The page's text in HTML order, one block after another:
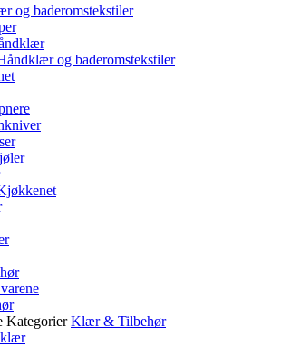
og baderomstekstiler
og baderomstekstiler
Kategorier Klær & Tilbehør